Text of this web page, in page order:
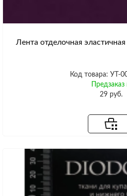
Лента отделочная
Код товара: УТ-
Предзаказ
29 руб.